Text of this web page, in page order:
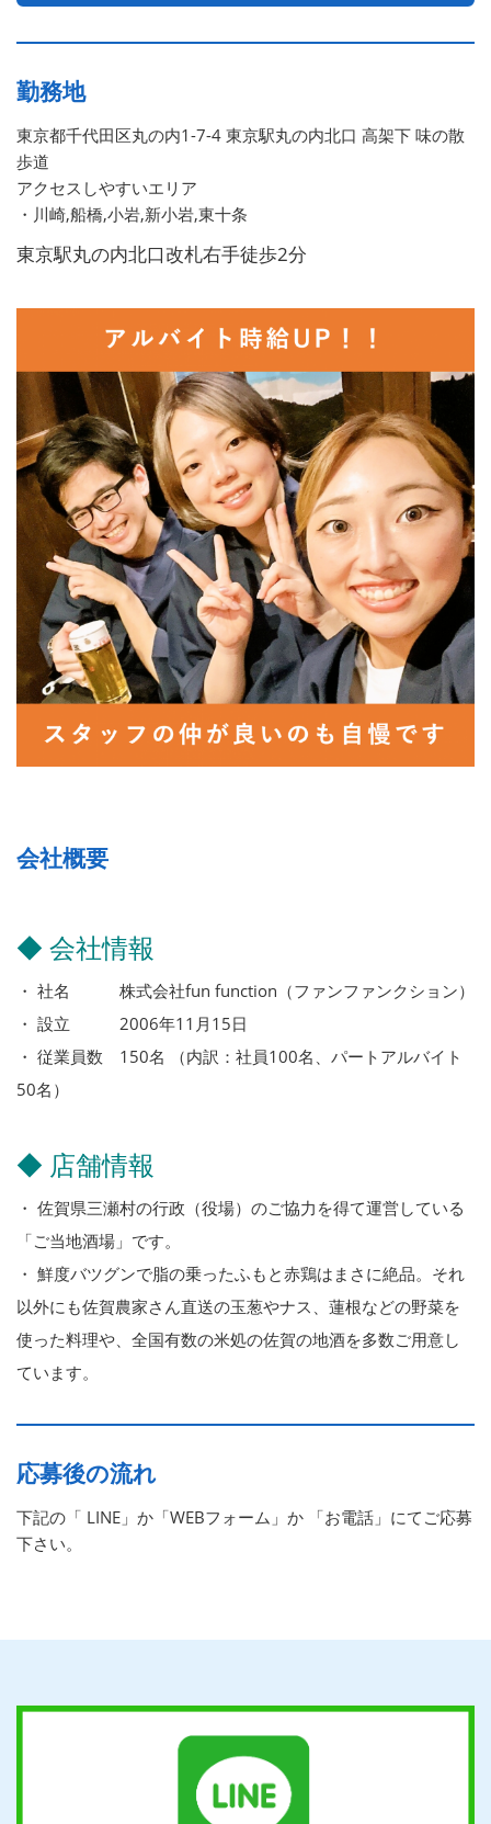
勤務地
東京都千代田区丸の内1-7-4 東京駅丸の内北口 高架下 味の散
歩道
アクセスしやすいエリア
・川崎,船橋,小岩,新小岩,東十条
東京駅丸の内北口改札右手徒歩2分
会社概要
◆ 会社情報
・ 社名 株式会社fun function（ファンファンクション）
・ 設立 2006年11月15日
・ 従業員数 150名 （内訳：社員100名、パートアルバイト
50名）
◆ 店舗情報
・ 佐賀県三瀬村の行政（役場）のご協力を得て運営している
「ご当地酒場」です。
・ 鮮度バツグンで脂の乗ったふもと赤鶏はまさに絶品。それ
以外にも佐賀農家さん直送の玉葱やナス、蓮根などの野菜を
使った料理や、全国有数の米処の佐賀の地酒を多数ご用意し
ています。
応募後の流れ
下記の「 LINE」か「WEBフォーム」か 「お電話」にてご応募
下さい。